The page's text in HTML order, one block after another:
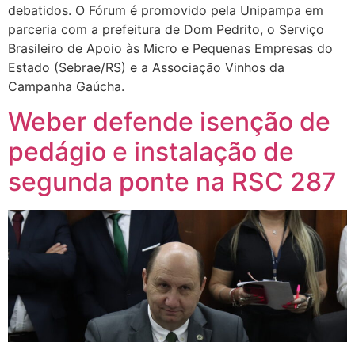
debatidos. O Fórum é promovido pela Unipampa em
parceria com a prefeitura de Dom Pedrito, o Serviço
Brasileiro de Apoio às Micro e Pequenas Empresas do
Estado (Sebrae/RS) e a Associação Vinhos da
Campanha Gaúcha.
Weber defende isenção de
pedágio e instalação de
segunda ponte na RSC 287